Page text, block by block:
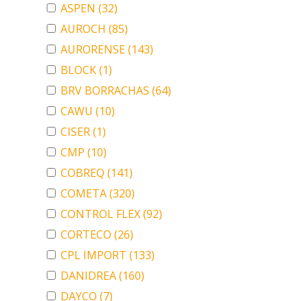
ASPEN (32)
AUROCH (85)
AURORENSE(143)
BLOCK(1)
BRV BORRACHAS (64)
CAWU (10)
CISER(1)
CMP (10)
COBREQ (141)
COMETA(320)
CONTROL FLEX(92)
CORTECO (26)
CPL IMPORT (133)
DANIDREA(160)
DAYCO (7)